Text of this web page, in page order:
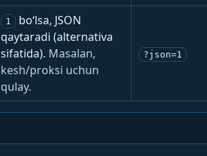
1
bo‘lsa, JSON
qaytaradi (alternativa
sifatida). Masalan,
kesh/proksi uchun
qulay.
?json=1